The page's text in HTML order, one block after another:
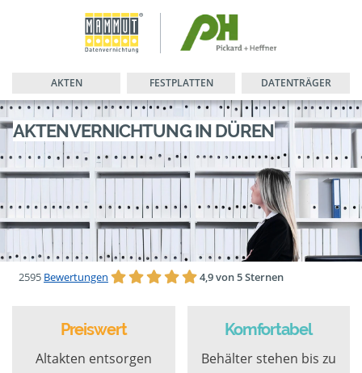
AKTEN FESTPLATTEN DATENTRÄGER
AKTENVERNICHTUNG IN DÜREN
2595 Bewertungen 4,9 von 5 Sternen
Preiswert
Altakten entsorgen
Komfortabel
Behälter stehen bis zu